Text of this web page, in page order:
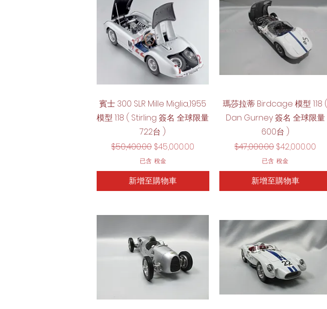
快速瀏覽
賓士 300 SLR Mille Miglia,1955
模型 1:18 ( Stirling 簽名 全球限量
722台 )
一般價格
$50,400.00 促銷價格
$45,000.00
已含 稅金
新增至購物車
快速瀏覽
瑪莎拉蒂 Birdcage 模型 1:18 (
Dan Gurney 簽名 全球限量
600台 )
一般價格
$47,000.00 促銷價格
$42,000.00
已含 稅金
新增至購物車